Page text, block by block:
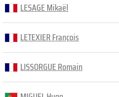
LESAGE Mikaël
LETEXIER François
LISSORGUE Romain